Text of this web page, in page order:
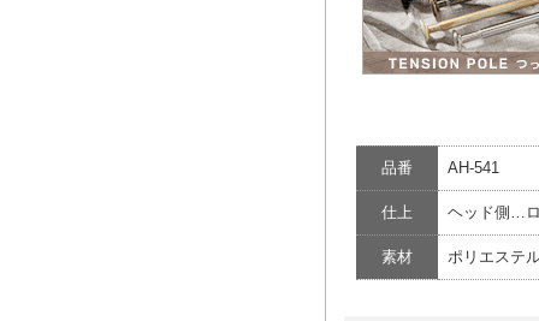
品番 AH-541
仕上 ヘッド側…
素材 ポリエステ